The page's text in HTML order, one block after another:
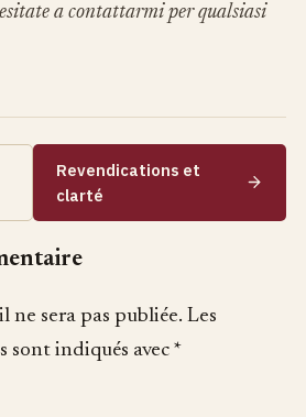
a contattarmi per qualsiasi
Revendications et
clarté
ne sera pas publiée. Les
sont indiqués avec *